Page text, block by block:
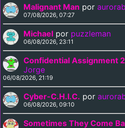
Malignant Man por
07/08/2026, 07:27
Michael por puzzleman
06/08/2026, 23:11
Confidential Assignment
Jorge
06/08/2026, 21:19
Cyber-C.H.I.C. por
06/08/2026, 09:10
Sometimes They Come